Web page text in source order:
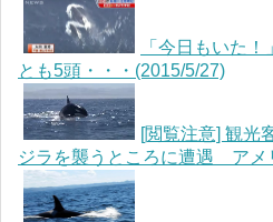
「今日もいた
とも5頭・・・(2015/5/27)
[閲覧注意] 観光
ジラを襲うところに遭遇 アメ